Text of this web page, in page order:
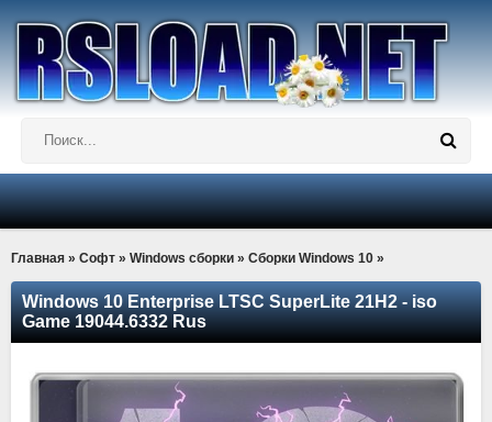
Главная » Софт » Windows сборки » Сборки Windows 10 »
Windows 10 Enterprise LTSC SuperLite 21H2 - iso
Game 19044.6332 Rus